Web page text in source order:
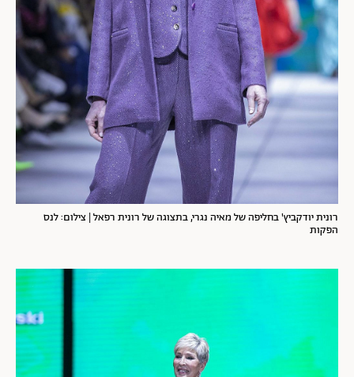
רונית יודקביץ' בחליפה של מאיה נגרי, בתצוגה של רונית רפאל | צילום: לנס
הפקות